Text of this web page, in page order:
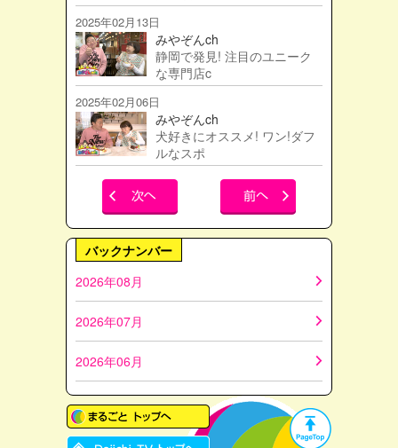
2025年02月13日
みやぞんch
静岡で発見! 注目のユニーク
な専門店c
2025年02月06日
みやぞんch
犬好きにオススメ! ワン!ダフ
ルなスポ
バックナンバー
2026年08月
2026年07月
2026年06月